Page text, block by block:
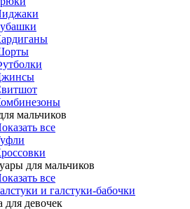
мальчиков
все
для мальчиков
все
и галстуки-бабочки
для девочек